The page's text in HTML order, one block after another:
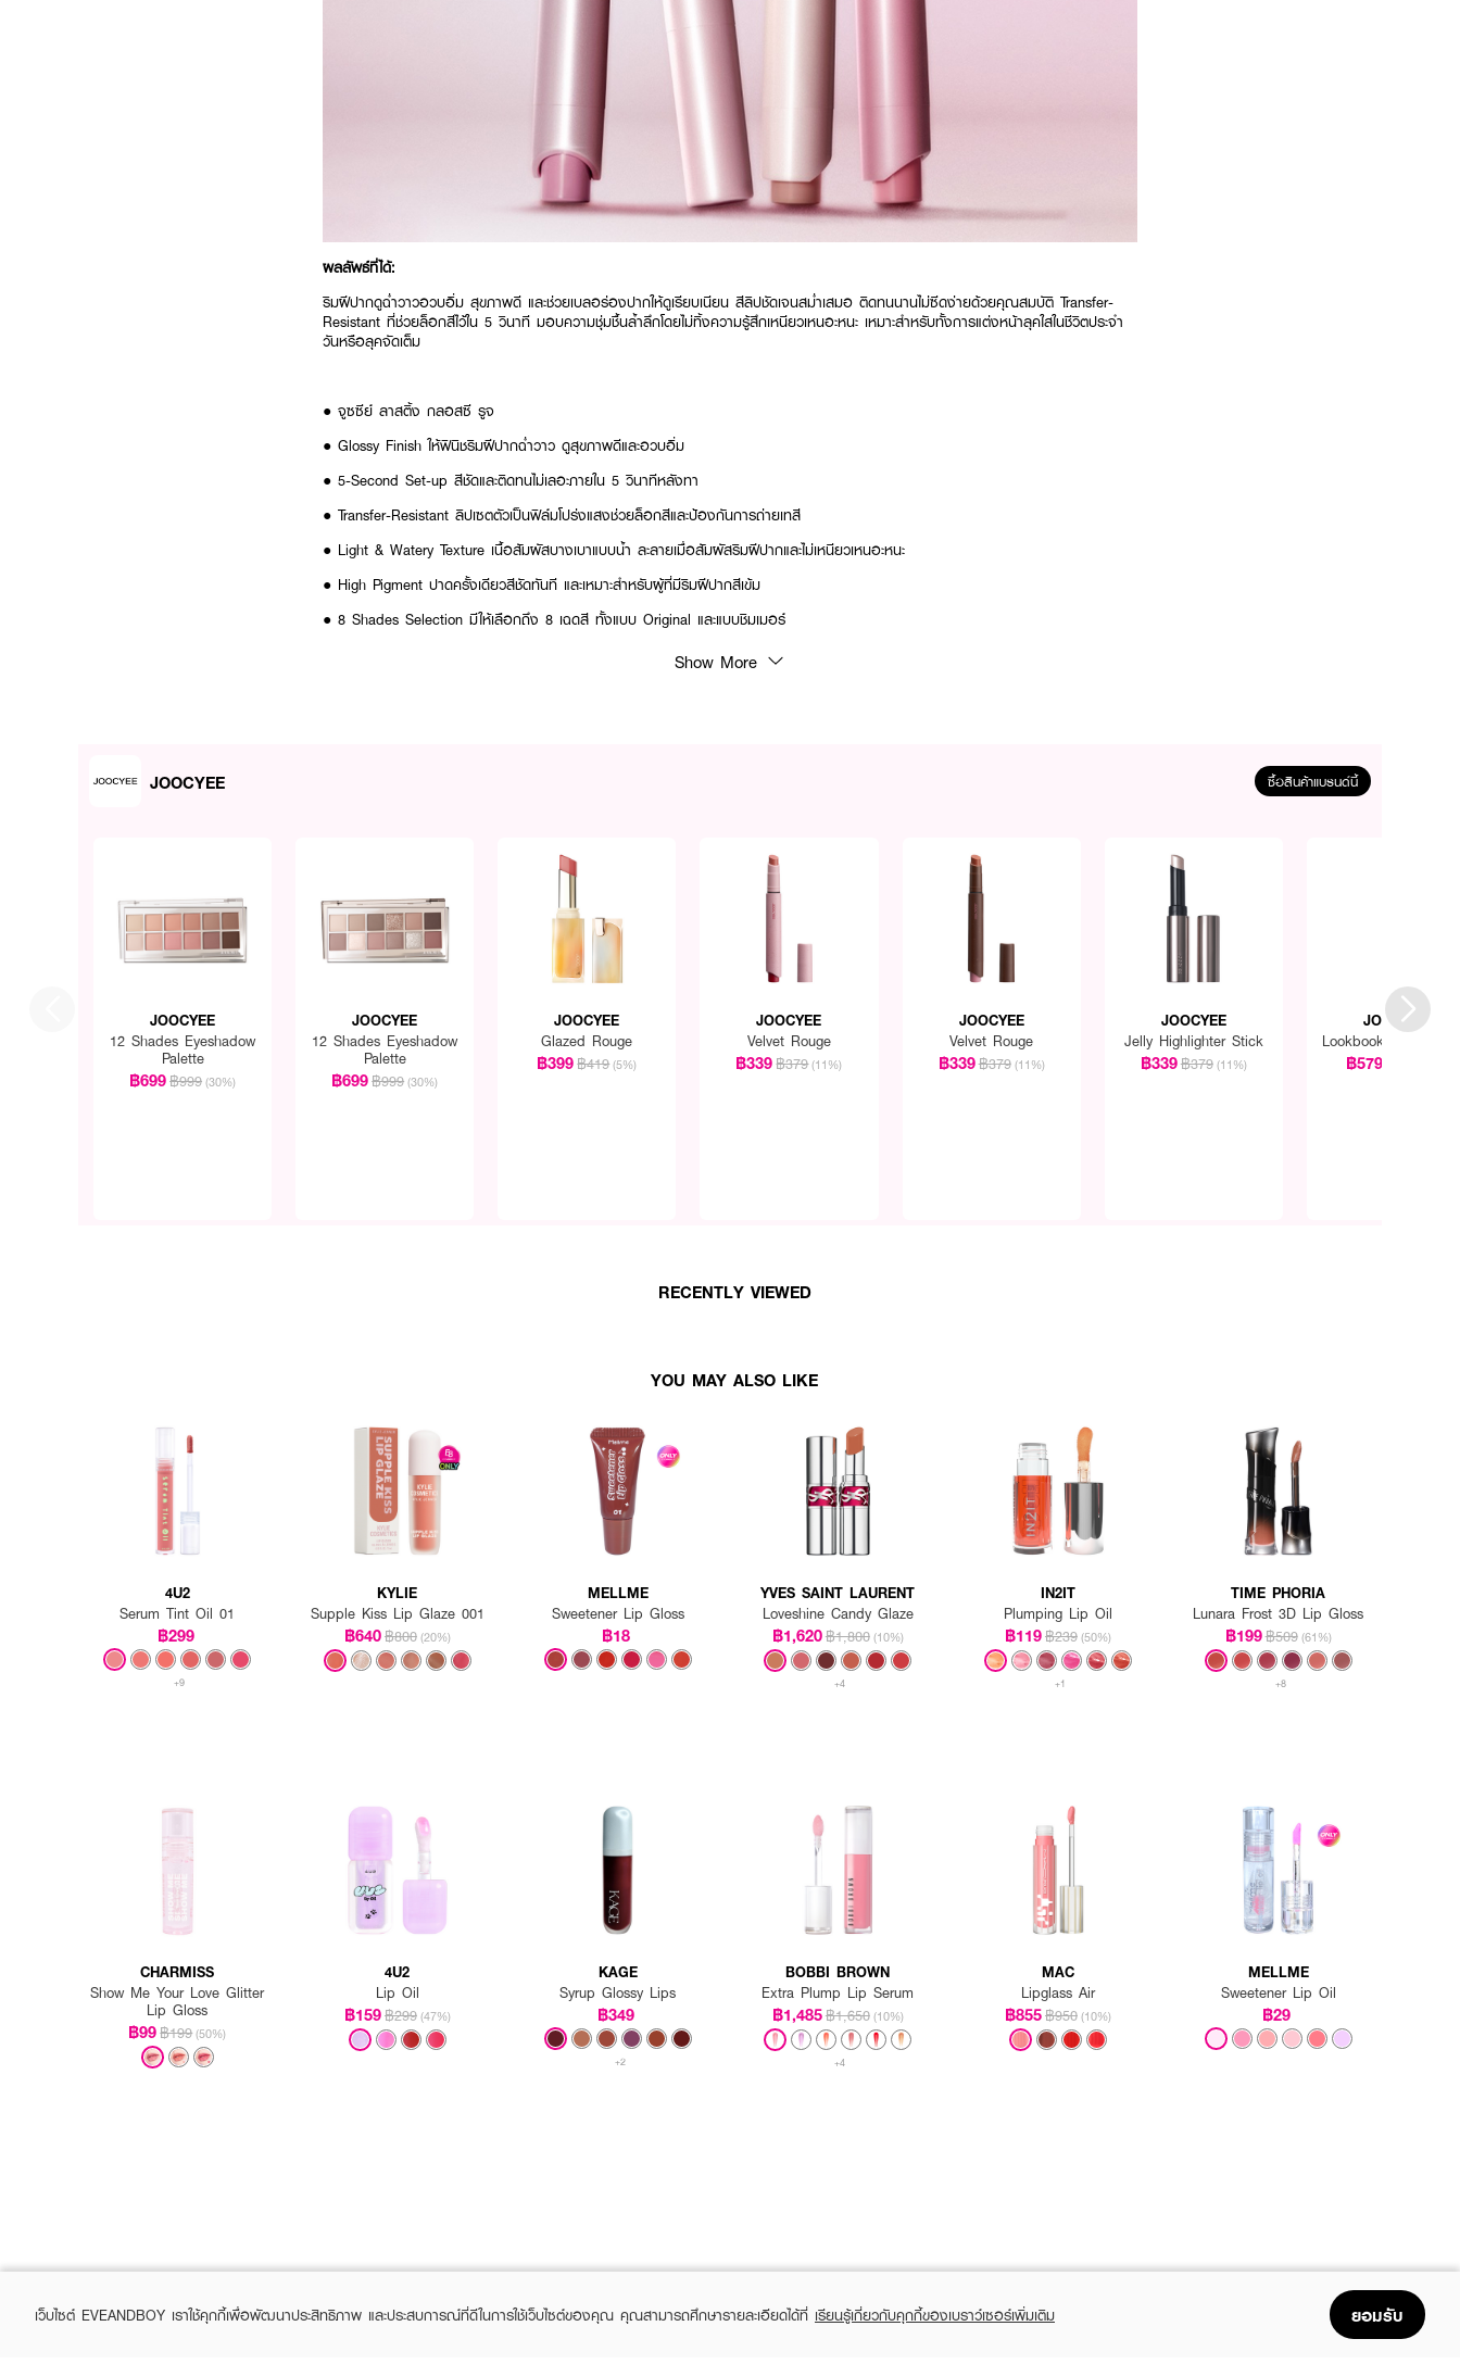
ผลลัพธ์ที่ได้:
ริมฝีปากดูฉ่ำวาวอวบอิ่ม สุขภาพดี และช่วยเบลอร่องปากให้ดูเรียบเนียน สีลิปชัดเจนสม่ำเสมอ ติดทนนานไม่ซีดง่ายด้วยคุณสมบัติ Transfer-
Resistant ที่ช่วยล็อกสีไว้ใน 5 วินาที มอบความชุ่มชื้นล้ำลึกโดยไม่ทิ้งความรู้สึกเหนียวเหนอะหนะ เหมาะสำหรับทั้งการแต่งหน้าลุคใสในชีวิตประจำ
วันหรือลุคจัดเต็ม
● จูซซีย์ ลาสติ้ง กลอสซี รูจ
● Glossy Finish ให้ฟินิชริมฝีปากฉ่ำวาว ดูสุขภาพดีและอวบอิ่ม
● 5-Second Set-up สีชัดและติดทนไม่เลอะภายใน 5 วินาทีหลังทา
● Transfer-Resistant ลิปเซตตัวเป็นฟิล์มโปร่งแสงช่วยล็อกสีและป้องกันการถ่ายเทสี
● Light & Watery Texture เนื้อสัมผัสบางเบาแบบน้ำ ละลายเมื่อสัมผัสริมฝีปากและไม่เหนียวเหนอะหนะ
● High Pigment ปาดครั้งเดียวสีชัดทันที และเหมาะสำหรับผู้ที่มีริมฝีปากสีเข้ม
● 8 Shades Selection มีให้เลือกถึง 8 เฉดสี ทั้งแบบ Original และแบบชิมเมอร์
● New Glam Packaging ตัวแท่งเหลือบเมทัลลิคแบบคลิก ใช้งานง่ายและพกพาสะดวก
● รอประมาณ 5 วินาทีเพื่อให้ลิปเซตตัวเป็นฟิล์มล็อกสีและความชุ่มชื้น
● สามารถเติมได้ระหว่างวันเพื่อเพิ่มความฉ่ำวาว
● คนริมฝีปากคล้ำทาสวยไหมคะ? สวยแน่นอนค่ะ เพราะรุ่นนี้ให้สีชัดทันทีที่ปาด เหมาะสำหรับผู้ที่มีริมฝีปากสีเข้มโดยเฉพาะ
● ใช้แล้วปากจะแห้งไหมคะ? ไม่แห้งค่ะ สูตรนี้เน้นความชุ่มชื้นมากเป็นพิเศษ เนื้อลิปจะช่วยบำรุงให้ริมฝีปากฉ่ำน้ำตลอดวัน
มอบสีสวยชัดพร้อมความฉ่ำวาว ติดทนนานในขั้นตอนเดียว 🧸💖 ริมฝีปากดูอวบอิ่มมั่นใจ มั่นใจไปกับ JOOCYEE
Show More
JOOCYEE ซื้อสินค้าแบรนด์นี้
JOOCYEE
12 Shades Eyeshadow
Palette
฿699฿999 (30%)
JOOCYEE
12 Shades Eyeshadow
Palette
฿699฿999 (30%)
JOOCYEE
Glazed Rouge
฿399฿419 (5%)
JOOCYEE
Velvet Rouge
฿339฿379 (11%)
JOOCYEE
Velvet Rouge
฿339฿379 (11%)
JOOCYEE
Jelly Highlighter Stick
฿339฿379 (11%)
JOOCYEE
Lookbook Multi
฿579
RECENTLY VIEWED
YOU MAY ALSO LIKE
4U2
Serum Tint Oil 01
฿299
+9
KYLIE
Supple Kiss Lip Glaze 001
฿640฿800 (20%)
MELLME
Sweetener Lip Gloss
฿18
YVES SAINT LAURENT
Loveshine Candy Glaze
฿1,620฿1,800 (10%)
+4
IN2IT
Plumping Lip Oil
฿119฿239 (50%)
+1
TIME PHORIA
Lunara Frost 3D Lip Gloss
฿199฿509 (61%)
+8
CHARMISS
Show Me Your Love Glitter
Lip Gloss
฿99฿199 (50%)
4U2
Lip Oil
฿159฿299 (47%)
KAGE
Syrup Glossy Lips
฿349
+2
BOBBI BROWN
Extra Plump Lip Serum
฿1,485฿1,650 (10%)
+4
MAC
Lipglass Air
฿855฿950 (10%)
MELLME
Sweetener Lip Oil
฿29
เว็บไซต์ EVEANDBOY เราใช้คุกกี้เพื่อพัฒนาประสิทธิภาพ และประสบการณ์ที่ดีในการใช้เว็บไซต์ของคุณ คุณสามารถศึกษารายละเอียดได้ที่ เรียนรู้เกี่ยวกับคุกกี้ของเบราว์เซอร์เพิ่มเติม ยอมรับ